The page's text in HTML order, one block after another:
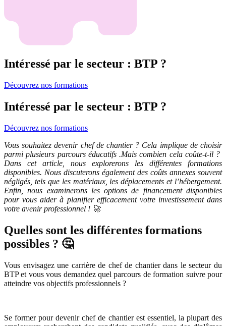
Intéressé par le secteur : BTP ?
Découvrez nos formations
Intéressé par le secteur : BTP ?
Découvrez nos formations
Vous souhaitez devenir chef de chantier ? Cela implique de choisir
parmi plusieurs parcours éducatifs .Mais combien cela coûte-t-il ?
Dans cet article, nous explorerons les différentes formations
disponibles. Nous discuterons également des coûts annexes souvent
négligés, tels que les matériaux, les déplacements et l’hébergement.
Enfin, nous examinerons les options de financement disponibles
pour vous aider à planifier efficacement votre investissement dans
votre avenir professionnel ! 🚀
Quelles sont les différentes formations
possibles ? 🤔
Vous envisagez une carrière de chef de chantier dans le secteur du
BTP et vous vous demandez quel parcours de formation suivre pour
atteindre vos objectifs professionnels ?
Se former pour devenir chef de chantier est essentiel, la plupart des